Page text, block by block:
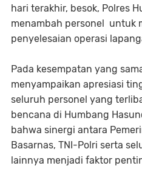
hari terakhir, besok, Polres
menambah personel untuk
penyelesaian operasi
Pada kesempatan yang
menyampaikan apresiasi
seluruh personel yang
bencana di Humbang
bahwa sinergi antara
Basarnas, TNI-Polri serta
lainnya menjadi faktor